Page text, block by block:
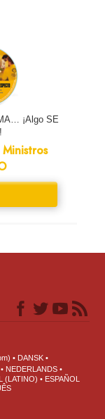
¡Algo SE
DANSK
NEDERLANDS
(LATINO)
ESPAÑOL